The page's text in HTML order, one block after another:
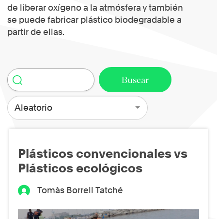
de liberar oxígeno a la atmósfera y también
se puede fabricar plástico biodegradable a
partir de ellas.
Aleatorio
Plásticos convencionales vs
Plásticos ecológicos
Tomàs Borrell Tatché